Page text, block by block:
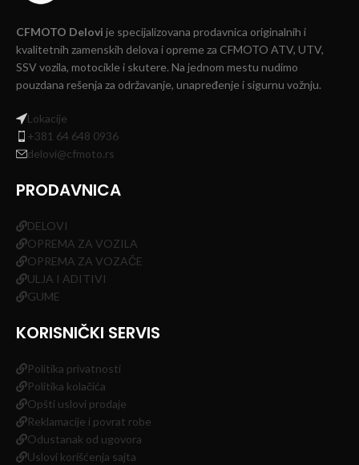
CFMOTO Delovi je specijalizovana prodavnica originalnih i
kvalitetnih zamenskih delova i opreme za CFMOTO ATV, UTV,
SSV vozila, motocikle i skutere. Na jednom mestu nudimo
pouzdana rešenja za održavanje, unapređenje i sigurnu vožnju.
Lokacije
+381 64 648 0936
delovi@cfmoto.rs
PRODAVNICA
DELOVI
OPREMA ZA VOZILA
OPREMA ZA VOZAČE
ULJA I ADITIVI
GUME
KORISNIČKI SERVIS
Politika privatnosti
Politika kolačića
Opšti uslovi prodaje
Reklamacije i povrat robe
Odustanak od ugovora
Uslovi korišćenja sajta